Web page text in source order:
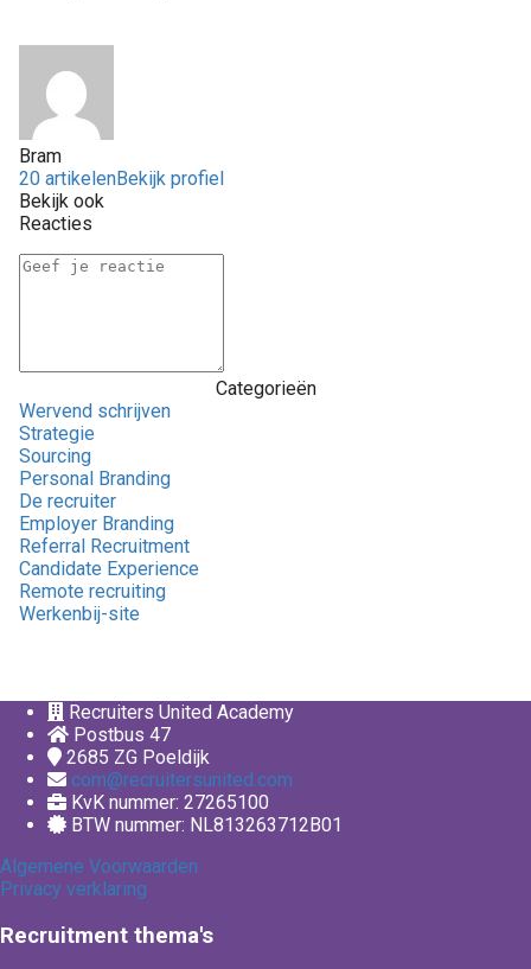
Bram
20 artikelenBekijk profiel
Bekijk ook
Reacties
Categorieën
Wervend schrijven
Strategie
Sourcing
Personal Branding
De recruiter
Employer Branding
Referral Recruitment
Candidate Experience
Remote recruiting
Werkenbij-site
Recruiters United Academy
Postbus 47
2685 ZG Poeldijk
com@recruitersunited.com
KvK nummer: 27265100
BTW nummer: NL813263712B01
Algemene Voorwaarden
Privacy verklaring
Recruitment thema's